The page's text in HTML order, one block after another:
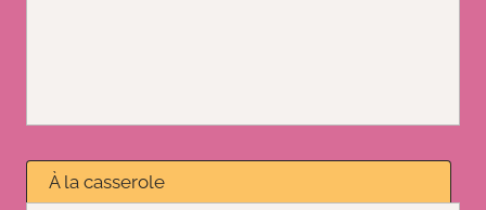
À la casserole